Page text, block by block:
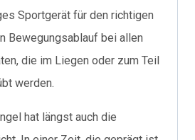
Sportgerät für den richtigen
Bewegungsablauf bei allen
die im Liegen oder zum Teil
werden.
hat längst auch die